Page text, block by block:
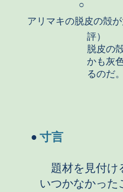
○
アリマキの脱皮の殻
評）
脱皮の
かも灰
るのだ。
● 寸言
題材を見付け
いつかなかった